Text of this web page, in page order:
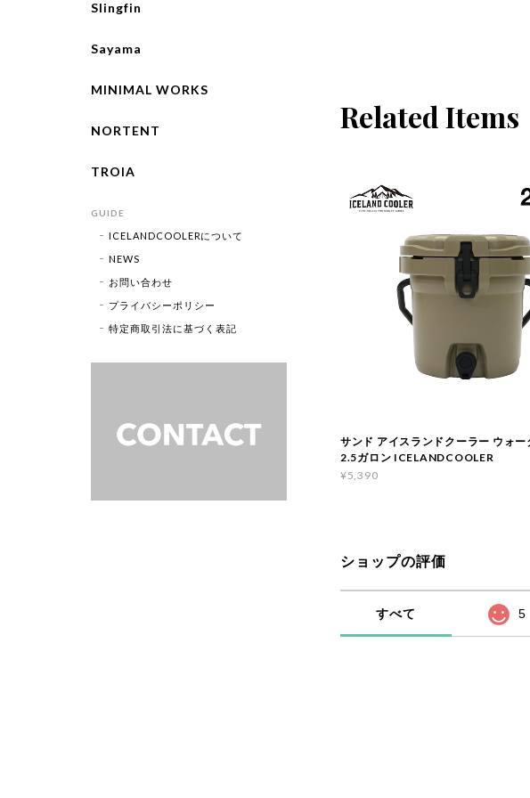
Related Items
サンド アイスランドクーラー ウォー
2.5ガロン ICELANDCOOLER
¥5,390
ショップの評価
すべて 5
Slingfin
Sayama
MINIMAL WORKS
NORTENT
TROIA
GUIDE
ICELANDCOOLERについて
NEWS
お問い合わせ
プライバシーポリシー
特定商取引法に基づく表記